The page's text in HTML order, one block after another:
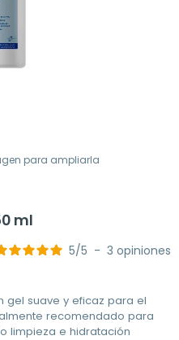
para ampliarla
ml
5/5 - 3 opiniones
gel suave y eficaz para el
recomendado para
limpieza e hidratación